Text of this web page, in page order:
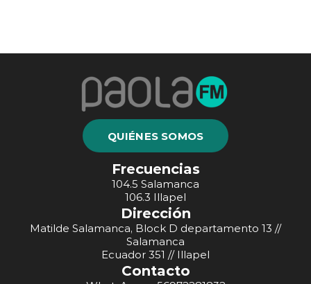
QUIÉNES SOMOS
Frecuencias
104.5 Salamanca
106.3 Illapel
Dirección
Matilde Salamanca, Block D departamento 13 //
Salamanca
Ecuador 351 // Illapel
Contacto